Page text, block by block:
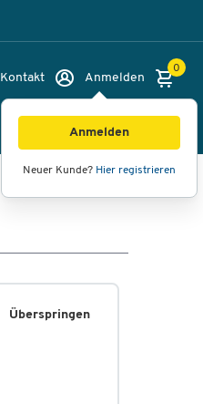
Kontakt Anmelden
Anmelden
Neuer Kunde? Hier registrieren
0
Überspringen